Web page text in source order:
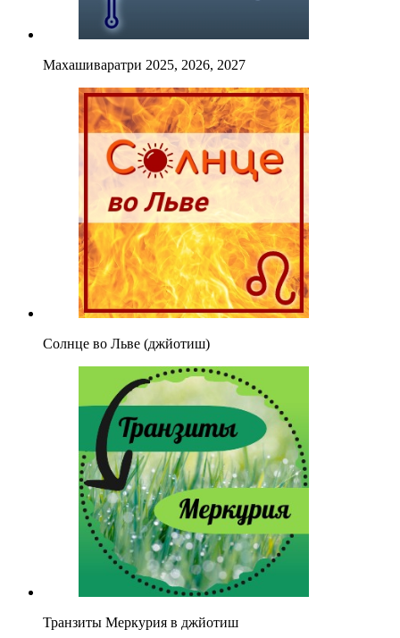
Махашиваратри 2025, 2026, 2027
Солнце во Льве (джйотиш)
Транзиты Меркурия в джйотиш